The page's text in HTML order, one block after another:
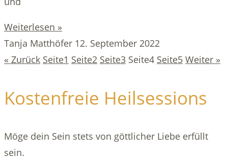
Weiterlesen »
Tanja Matthöfer 12. September 2022
« Zurück Seite1 Seite2 Seite3 Seite4 Seite5 Weiter »
Kostenfreie Heilsessions
Möge dein Sein stets von göttlicher Liebe erfüllt
sein.